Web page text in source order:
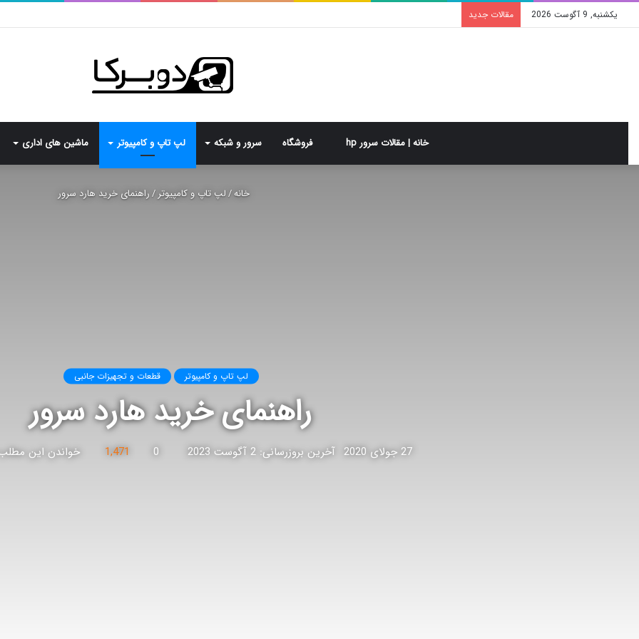
یکشنبه, 9 آگوست 2026 مقالات جدید
خانه | مقالات سرور hp فروشگاه سرور و شبکه لپ تاپ و کامپیوتر ماشین های اداری
خانه/لپ تاپ و کامپیوتر /راهنمای خرید هارد سرور
لپ تاپ و کامپیوتر قطعات و تجهیزات جانبی
راهنمای خرید هارد سرور
27 جولای 2020 آخرین بروزرسانی: 2 آگوست 2023 0
1,471 خواندن این مطلب 20 دقیقه زمان